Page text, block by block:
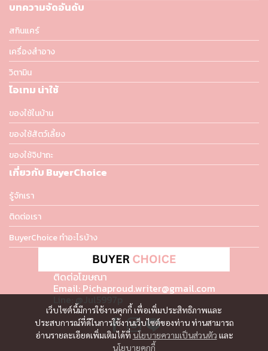
เว็บไซต์นี้มีการใช้งานคุกกี้ เพื่อเพิ่มประสิทธิภาพและ
ประสบการณ์ที่ดีในการใช้งานเว็บไซต์ของท่าน ท่านสามารถ
อ่านรายละเอียดเพิ่มเติมได้ที่ นโยบายความเป็นส่วนตัว และ
นโยบายคุกกี้
บทความจัดอันดับ
สกินแคร์
เครื่องสำอาง
วิตามิน
ไอเทม น่าใช้
ของใช้ในบ้าน
ของใช้สัตว์เลี้ยง
ของใช้จิปาถะ
เกี่ยวกับ BuyerChoice
รู้จักเรา
ติดต่อเรา
BuyerChoice ทำอะไรบ้าง
ติดต่อโฆษณา
Email: Pichaproud.writer@gmail.com
Line: @Jul5997p